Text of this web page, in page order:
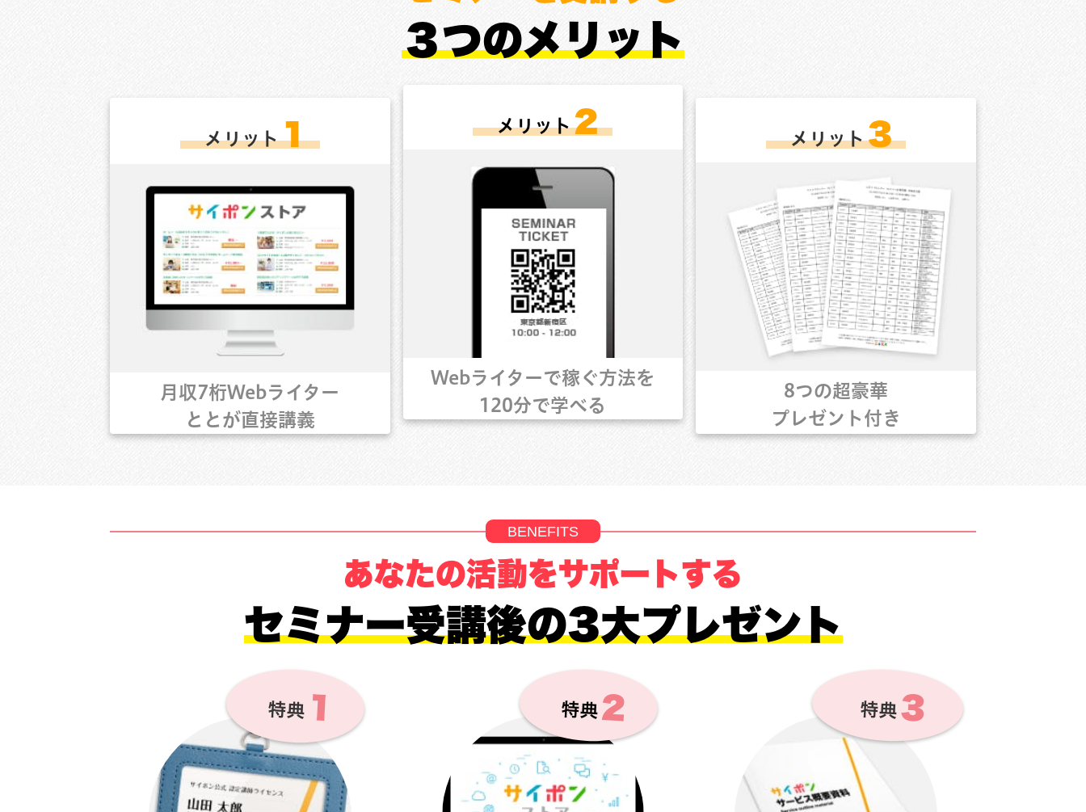
３つのメリット
メリット１
月収7桁Webライター
ととが直接講義
メリット２
Webライターで稼ぐ方法を
120分で学べる
メリット３
8つの超豪華
プレゼント付き
BENEFITS
あなたの活動をサポートする
セミナー受講後の3大プレゼント
特典１ 特典２ 特典３